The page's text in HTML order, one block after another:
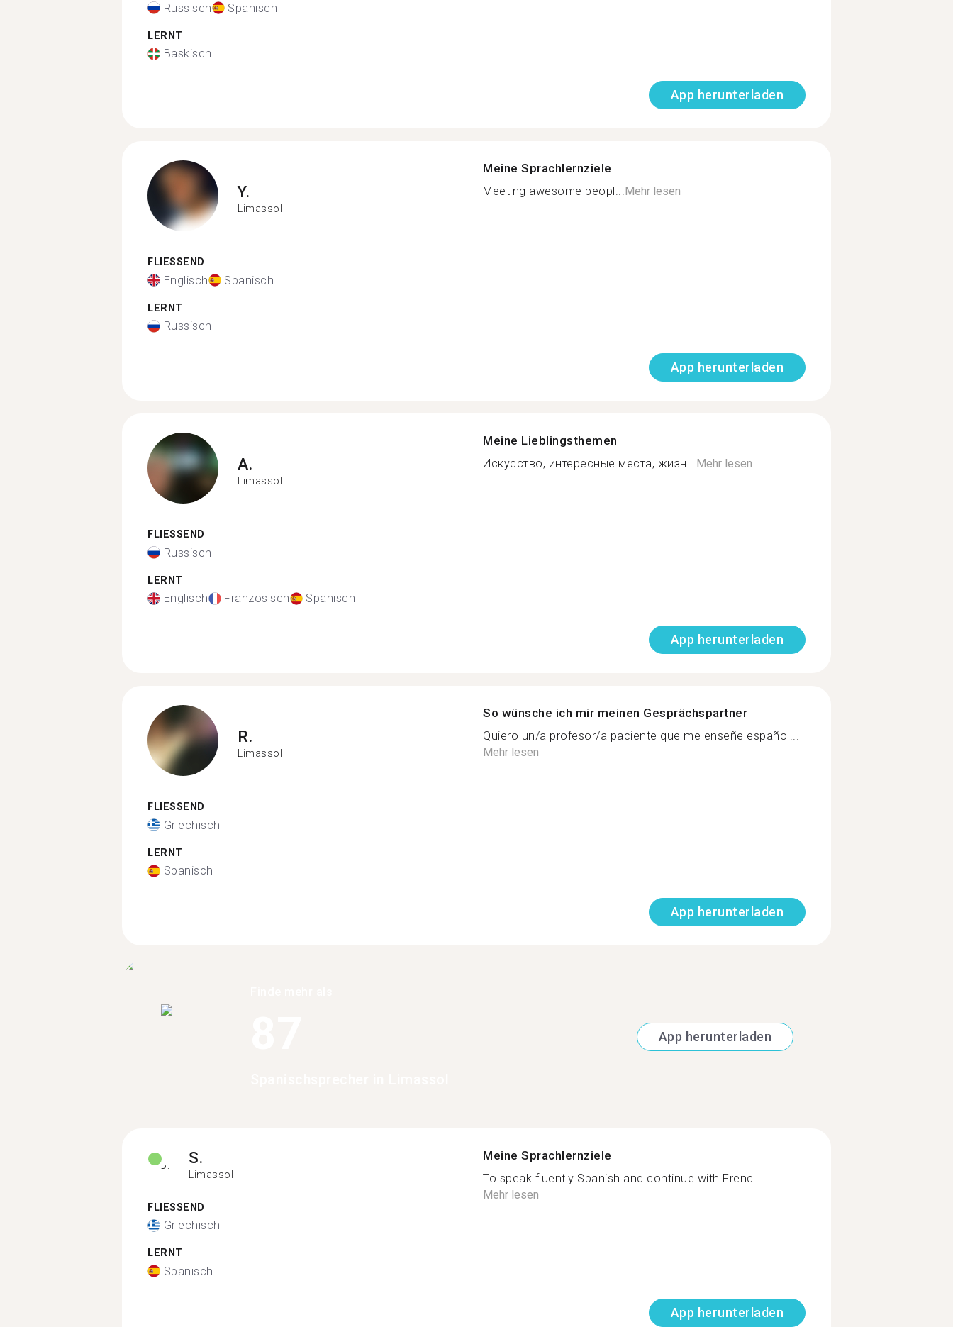
Russisch Spanisch
LERNT
Baskisch
App herunterladen
Y.
Limassol
FLIESSEND
Englisch Spanisch
LERNT
Russisch
Meine Sprachlernziele
Meeting awesome peopl...Mehr lesen
App herunterladen
A.
Limassol
FLIESSEND
Russisch
LERNT
Englisch Französisch Spanisch
Meine Lieblingsthemen
Искусство, интересные места, жизн...Mehr lesen
App herunterladen
R.
Limassol
FLIESSEND
Griechisch
LERNT
Spanisch
So wünsche ich mir meinen Gesprächspartner
Quiero un/a profesor/a paciente que me enseñe español...
Mehr lesen
App herunterladen
App herunterladen
S.
Limassol
FLIESSEND
Griechisch
LERNT
Spanisch
Meine Sprachlernziele
To speak fluently Spanish and continue with Frenc...
Mehr lesen
App herunterladen